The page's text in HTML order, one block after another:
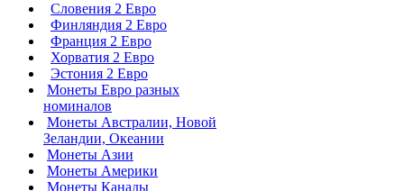
Словения 2 Евро
Финляндия 2 Евро
Франция 2 Евро
Хорватия 2 Евро
Эстония 2 Евро
Монеты Евро разных
номиналов
Монеты Австралии, Новой
Зеландии, Океании
Монеты Азии
Монеты Америки
Монеты Канады